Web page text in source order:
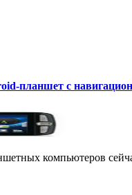
планшет с
компьютеров